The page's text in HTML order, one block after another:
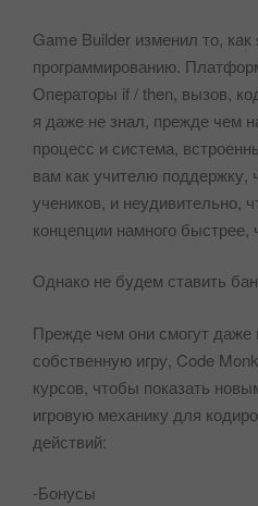
Game Builder изменил то,
программированию.
Операторы if / then, вызов,
я даже не знал, прежде чем
процесс и система,
вам как учителю поддержку,
учеников, и неудивительно,
концепции намного быстрее,
Однако не будем ставить
Прежде чем они смогут даже
собственную игру, Code
курсов, чтобы показать
игровую механику для
действий:
-Бонусы